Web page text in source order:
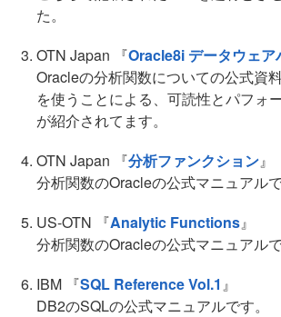
た。
OTN Japan 『Oracle8i データウェア
Oracleの分析関数についての公式資
を使うことによる、可読性とパフォ
が紹介されてます。
OTN Japan 『分析ファンクション』
分析関数のOracleの公式マニュアル
US-OTN 『Analytic Functions』
分析関数のOracleの公式マニュアル
IBM 『SQL Reference Vol.1 』
DB2のSQLの公式マニュアルです。